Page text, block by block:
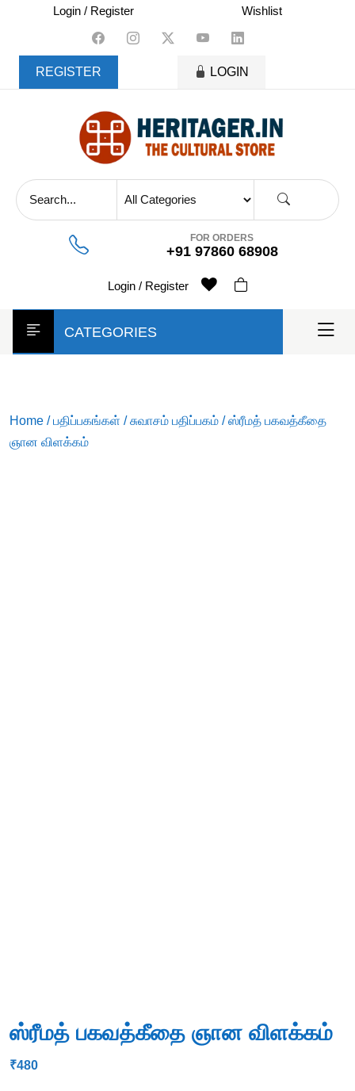
content
Login / Register Wishlist
REGISTER LOGIN
FOR ORDERS
+91 97860 68908
Login / Register
CATEGORIES
Home /பதிப்பகங்கள் /சுவாசம் பதிப்பகம் / ஸ்ரீமத் பகவத்கீதை
ஞான விளக்கம்
ஸ்ரீமத் பகவத்கீதை ஞான விளக்கம்
₹480